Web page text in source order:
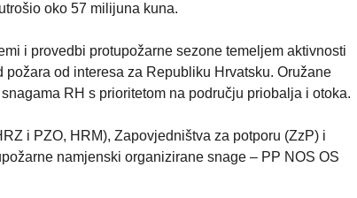
oko 57 milijuna kuna.
i provedbi protupožarne sezone temeljem aktivnosti
od interesa za Republiku Hrvatsku. Oružane
RH s prioritetom na području priobalja i otoka.
i PZO, HRM), Zapovjedništva za potporu (ZzP) i
namjenski organizirane snage – PP NOS OS